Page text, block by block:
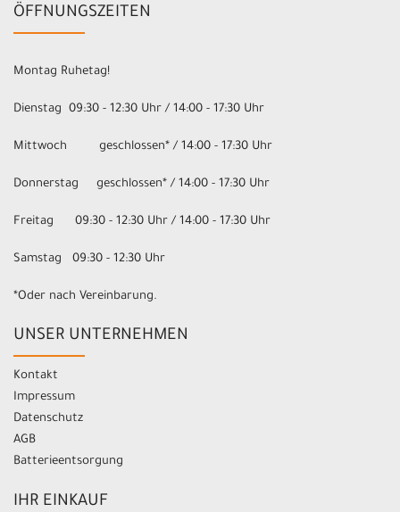
ÖFFNUNGSZEITEN
Montag Ruhetag!
Dienstag 09:30 - 12:30 Uhr / 14:00 - 17:30 Uhr
Mittwoch geschlossen* / 14:00 - 17:30 Uhr
Donnerstag geschlossen* / 14:00 - 17:30 Uhr
Freitag 09:30 - 12:30 Uhr / 14:00 - 17:30 Uhr
Samstag 09:30 - 12:30 Uhr
*Oder nach Vereinbarung.
UNSER UNTERNEHMEN
Kontakt
Impressum
Datenschutz
AGB
Batterieentsorgung
IHR EINKAUF